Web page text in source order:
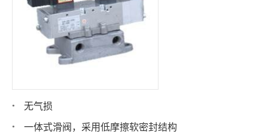
无气损
一体式滑阀，采用低摩擦软密封结构